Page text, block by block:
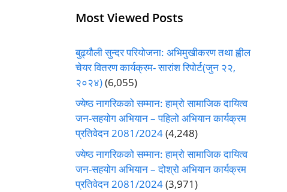
Most Viewed Posts
बुढ्यौली सुन्दर परियोजना: अभिमुखीकरण तथा ह्वील
चेयर वितरण कार्यक्रम- सारांश रिपोर्ट(जुन २२,
२०२४)(6,055)
ज्येष्ठ नागरिकको सम्मान: हाम्रो सामाजिक दायित्व
जन-सहयोग अभियान – पहिलो अभियान कार्यक्रम
प्रतिवेदन 2081/2024(4,248)
ज्येष्ठ नागरिकको सम्मान: हाम्रो सामाजिक दायित्व
जन-सहयोग अभियान – दोश्रो अभियान कार्यक्रम
प्रतिवेदन 2081/2024(3,971)